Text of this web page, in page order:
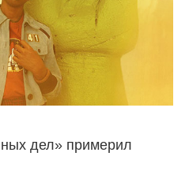
дел» примерил